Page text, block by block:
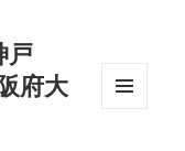
戸
府大